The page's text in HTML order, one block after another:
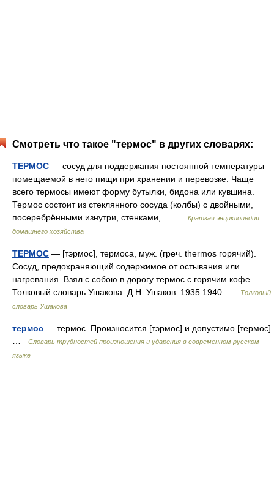
Смотреть что такое "термос" в других словарях:
ТЕРМОС — сосуд для поддержания постоянной температуры
помещаемой в него пищи при хранении и перевозке. Чаще
всего термосы имеют форму бутылки, бидона или кувшина.
Термос состоит из стеклянного сосуда (колбы) с двойными,
посеребрёнными изнутри, стенками,… …
Краткая энциклопедия
домашнего хозяйства
ТЕРМОС — [тэрмос], термоса, муж. (греч. thermos горячий).
Сосуд, предохраняющий содержимое от остывания или
нагревания. Взял с собою в дорогу термос с горячим кофе.
Толковый словарь Ушакова. Д.Н. Ушаков. 1935 1940 …
Толковый
словарь Ушакова
термос — термос. Произносится [тэрмос] и допустимо [термос]
Словарь трудностей произношения и ударения в современном русском
языке